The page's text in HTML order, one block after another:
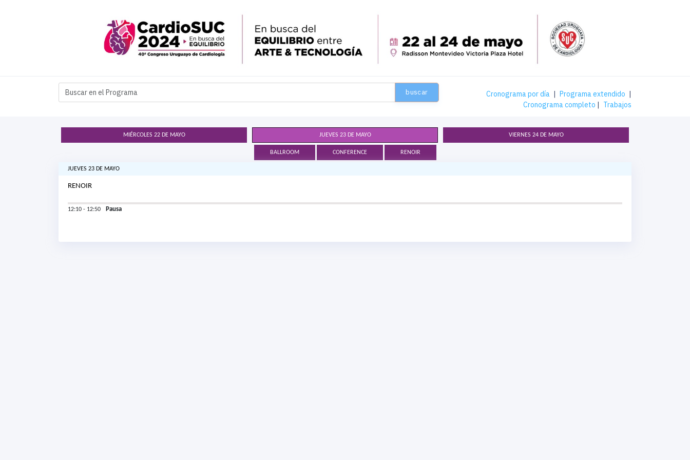
buscar Cronograma por día | Programa extendido |
Cronograma completo | Trabajos
MIÉRCOLES 22 DE MAYO JUEVES 23 DE MAYO VIERNES 24 DE MAYO
BALLROOM CONFERENCE RENOIR
JUEVES 23 DE MAYO
RENOIR
12:10 - 12:50 Pausa